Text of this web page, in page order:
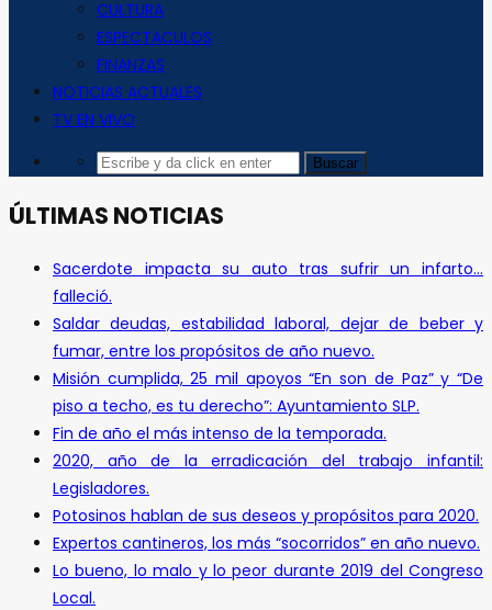
CULTURA
ESPECTACULOS
FINANZAS
NOTICIAS ACTUALES
TV EN VIVO
ÚLTIMAS NOTICIAS
Sacerdote impacta su auto tras sufrir un infarto…
falleció.
Saldar deudas, estabilidad laboral, dejar de beber y
fumar, entre los propósitos de año nuevo.
Misión cumplida, 25 mil apoyos “En son de Paz” y “De
piso a techo, es tu derecho”: Ayuntamiento SLP.
Fin de año el más intenso de la temporada.
2020, año de la erradicación del trabajo infantil:
Legisladores.
Potosinos hablan de sus deseos y propósitos para 2020.
Expertos cantineros, los más “socorridos” en año nuevo.
Lo bueno, lo malo y lo peor durante 2019 del Congreso
Local.